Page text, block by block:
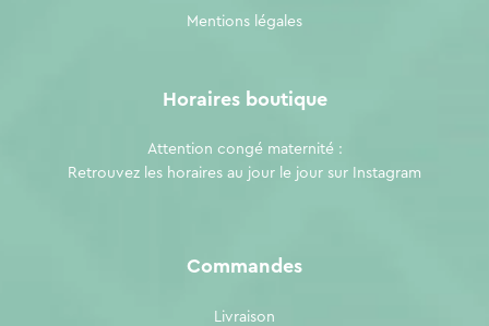
Commandes
Livraison
Mentions légales
Horaires boutique
Attention congé maternité :
Retrouvez les horaires au jour le jour sur
Instagram